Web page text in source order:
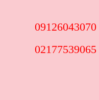
09126043070
02177539065